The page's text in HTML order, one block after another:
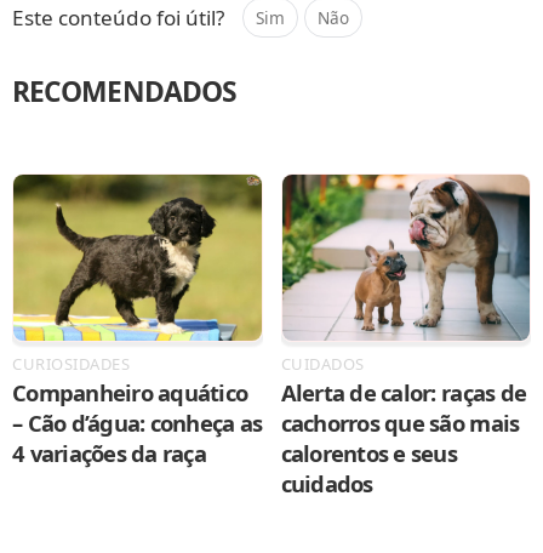
Este conteúdo foi útil? Sim Não
RECOMENDADOS
CURIOSIDADES
Companheiro aquático
– Cão d’água: conheça as
4 variações da raça
CUIDADOS
Alerta de calor: raças de
cachorros que são mais
calorentos e seus
cuidados